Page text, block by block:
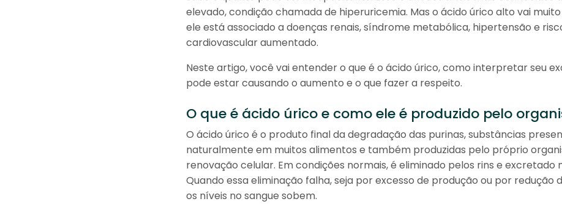
elevado, condição chamada de hiperuricemia. Mas o ácido úrico alto vai
ele está associado a doenças renais, síndrome metabólica, hipertensão e
cardiovascular aumentado.
Neste artigo, você vai entender o que é o ácido úrico, como interpretar seu
pode estar causando o aumento e o que fazer a respeito.
O que é ácido úrico e como ele é produzido pelo
O ácido úrico é o produto final da degradação das purinas, substâncias
naturalmente em muitos alimentos e também produzidas pelo próprio
renovação celular. Em condições normais, é eliminado pelos rins e excretado
Quando essa eliminação falha, seja por excesso de produção ou por redução
os níveis no sangue sobem.